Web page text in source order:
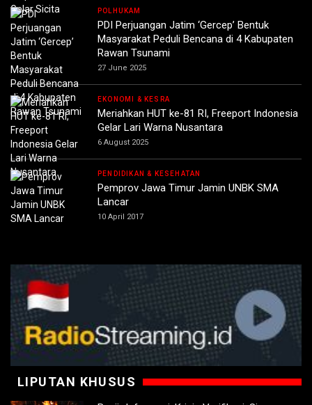
POLHUKAM
PDI Perjuangan Jatim ‘Gercep’ Bentuk
Masyarakat Peduli Bencana di 4 Kabupaten
Rawan Tsunami
27 June 2025
EKONOMI & KESRA
Meriahkan HUT ke-81 RI, Freeport Indonesia
Gelar Lari Warna Nusantara
6 August 2025
PENDIDIKAN & KESEHATAN
Pemprov Jawa Timur Jamin UNBK SMA
Lancar
10 April 2017
LIPUTAN KHUSUS